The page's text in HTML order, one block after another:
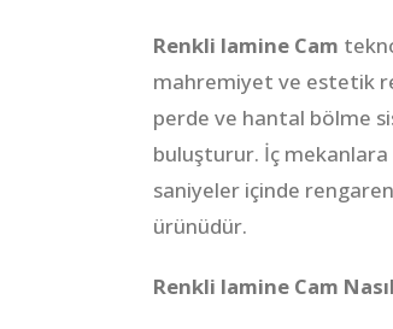
Renkli lamine Cam
mahremiyet ve estetik
perde ve hantal bölme
buluşturur. İç mekanlara
saniyeler içinde
ürünüdür.
Renkli lamine Cam